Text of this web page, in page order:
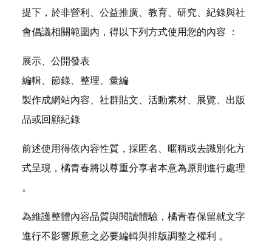
提下，於非營利、公益推廣、教育、研究、紀錄與社
會倡議相關範圍內，得以下列方式使用您的內容 ：
展示、公開發表
編輯、節錄、整理、彙編
製作成網站內容、社群貼文、活動素材、展覽、出版
品或回顧紀錄
前述使用得依內容性質，採匿名、暱稱或去識別化方
式呈現，橘青春將以尊重分享者本意為原則進行處理
。
為維護整體內容品質與閱讀體驗，橘青春保留就文字
進行不影響原意之必要編輯與排版調整之權利 。